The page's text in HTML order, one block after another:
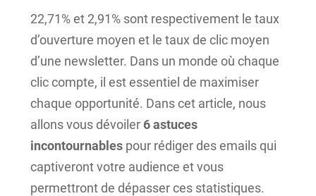
22,71% et 2,91% sont respectivement le taux
d’ouverture moyen et le taux de clic moyen
d’une newsletter. Dans un monde où chaque
clic compte, il est essentiel de maximiser
chaque opportunité. Dans cet article, nous
allons vous dévoiler 6 astuces
incontournablespour rédiger des emails qui
captiveront votre audience et vous
permettront de dépasser ces statistiques.